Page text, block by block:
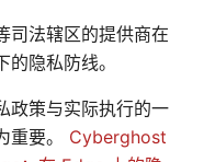
司法辖区的提供商在
隐私防线。
政策与实际执行的一
重要。 Cyberghost